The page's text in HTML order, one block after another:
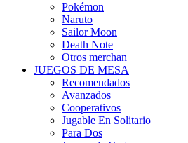
Pokémon
Naruto
Sailor Moon
Death Note
Otros merchan
JUEGOS DE MESA
Recomendados
Avanzados
Cooperativos
Jugable En Solitario
Para Dos